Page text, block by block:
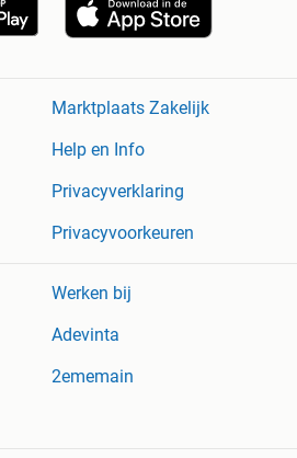
Marktplaats Zakelijk
Help en Info
Privacyverklaring
Privacyvoorkeuren
Werken bij
Adevinta
2ememain